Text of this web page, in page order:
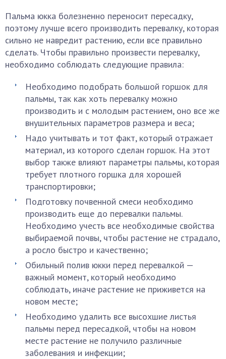
Пальма юкка болезненно переносит пересадку,
поэтому лучше всего производить перевалку, которая
сильно не навредит растению, если все правильно
сделать. Чтобы правильно произвести перевалку,
необходимо соблюдать следующие правила:
Необходимо подобрать большой горшок для
пальмы, так как хоть перевалку можно
производить и с молодым растением, оно все же
внушительных параметров размера и веса;
Надо учитывать и тот факт, который отражает
материал, из которого сделан горшок. На этот
выбор также влияют параметры пальмы, которая
требует плотного горшка для хорошей
транспортировки;
Подготовку почвенной смеси необходимо
производить еще до перевалки пальмы.
Необходимо учесть все необходимые свойства
выбираемой почвы, чтобы растение не страдало,
а росло быстро и качественно;
Обильный полив юкки перед перевалкой —
важный момент, который необходимо
соблюдать, иначе растение не приживется на
новом месте;
Необходимо удалить все высохшие листья
пальмы перед пересадкой, чтобы на новом
месте растение не получило различные
заболевания и инфекции;